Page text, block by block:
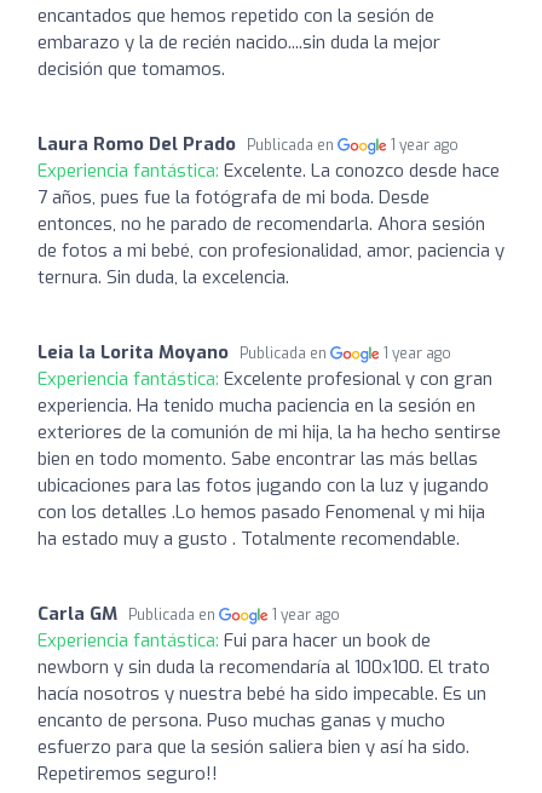
encantados que hemos repetido con la sesión de
embarazo y la de recién nacido....sin duda la mejor
decisión que tomamos.
Laura Romo Del Prado Publicada en 1 year ago
Experiencia fantástica: Excelente. La conozco desde hace
7 años, pues fue la fotógrafa de mi boda. Desde
entonces, no he parado de recomendarla. Ahora sesión
de fotos a mi bebé, con profesionalidad, amor, paciencia y
ternura. Sin duda, la excelencia.
Leia la Lorita Moyano Publicada en 1 year ago
Experiencia fantástica: Excelente profesional y con gran
experiencia. Ha tenido mucha paciencia en la sesión en
exteriores de la comunión de mi hija, la ha hecho sentirse
bien en todo momento. Sabe encontrar las más bellas
ubicaciones para las fotos jugando con la luz y jugando
con los detalles .Lo hemos pasado Fenomenal y mi hija
ha estado muy a gusto . Totalmente recomendable.
Carla GM Publicada en 1 year ago
Experiencia fantástica: Fui para hacer un book de
newborn y sin duda la recomendaría al 100x100. El trato
hacía nosotros y nuestra bebé ha sido impecable. Es un
encanto de persona. Puso muchas ganas y mucho
esfuerzo para que la sesión saliera bien y así ha sido.
Repetiremos seguro!!